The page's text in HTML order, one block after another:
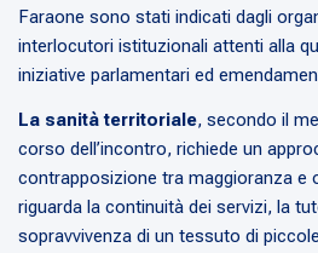
Faraone sono stati indicati dagli
interlocutori istituzionali attenti alla
iniziative parlamentari ed
La sanità territoriale, secondo il
corso dell’incontro, richiede un
contrapposizione tra maggioranza e
riguarda la continuità dei servizi, la
sopravvivenza di un tessuto di